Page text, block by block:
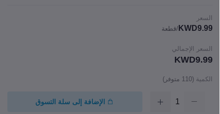
السعر
KWD9.99 /قطعة
السعر الإجمالي
KWD9.99
الكمية (
110 متوفر)
الإضافة إلى سلة التسوق